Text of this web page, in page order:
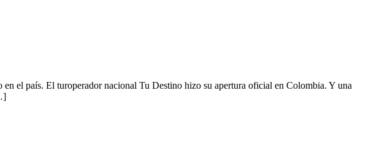
el país. El turoperador nacional Tu Destino hizo su apertura oficial en Colombia. Y una